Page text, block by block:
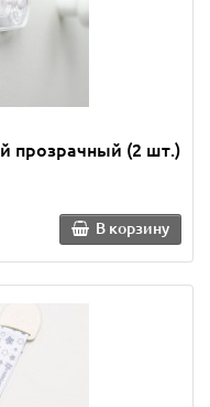
прозрачный (2 шт.)
В корзину